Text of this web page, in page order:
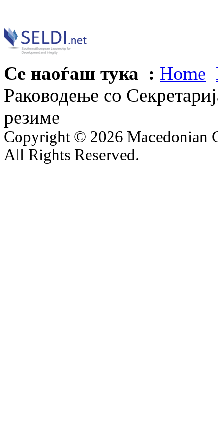
Се наоѓаш тука : Home
Раководење со
резиме
Copyright © 2026 Macedonian
All Rights Reserved.